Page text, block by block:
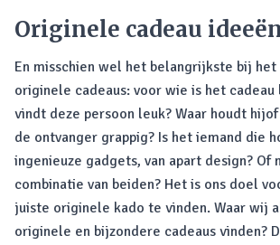
Originele cadeau
En misschien wel het belangrijkste bij het
originele cadeaus: voor wie is het cadeau
vindt deze persoon leuk? Waar houdt
de ontvanger grappig? Is het iemand die
ingenieuze gadgets, van apart design? Of
combinatie van beiden? Het is ons doel
juiste originele kado te vinden. Waar wij
originele en bijzondere cadeaus vinden?